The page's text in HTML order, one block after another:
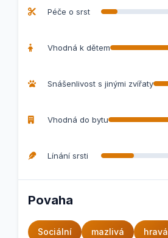
Péče o srst
Vhodná k dětem
Snášenlivost s jinými zvířaty
Vhodná do bytu
Línání srsti
Povaha
Sociální mazlivá hravá